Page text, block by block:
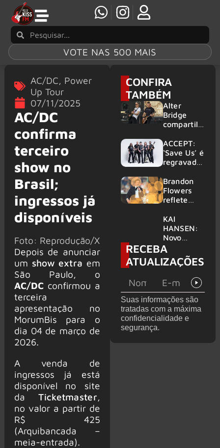
VOTE NAS 500 MAIS
AC/DC, Power
Up Tour
07/11/2025
AC/DC
confirma
terceiro
show no
Brasil;
ingressos já
disponíveis
Foto: Reprodução/X
Depois de anunciar
um show extra em
São Paulo, o
AC/DC confirmou a
terceira
apresentação no
MorumBis para o
dia 04 de março de
2026.
A venda de
ingressos já está
disponível no site
daTicketmaster
no valor a partir de
R$ 425
(Arquibancada –
meia-entrada).
CONFIRA
TAMBÉM
Alter
Bridge
compartilh
vivo de
“Fortress”
gravada
am Ring
2026
ACCEPT:
‘Save Us’ é
regravada
membros
do GHOST
e KORN
Brandon
Flowers
reflete
futuro e
levanta
possibilida
de de
deixar os
palcos
KAI
HANSEN:
Novo
single
‘Welcome
To Life’ é
RECEBA
ATUALIZAÇÕES
Suas informações são
tratadas com a máxima
confidencialidade e
segurança.